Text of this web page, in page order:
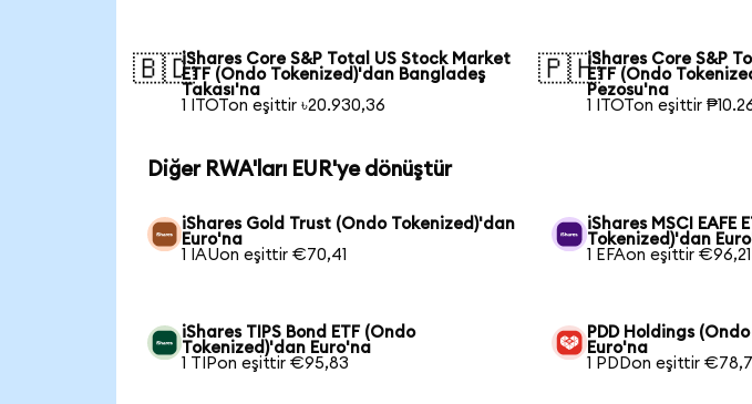
🇧🇩iShares Core S&P Total US Stock Market
ETF (Ondo Tokenized)'dan Bangladeş
Takası'na
1 ITOTon eşittir ৳20.930,36
🇵🇭iShares Core S&P
ETF (Ondo
Pezosu'na
1 ITOTon eşittir
Diğer RWA'ları EUR'ye dönüştür
iShares Gold Trust (Ondo Tokenized)'dan
Euro'na
1 IAUon eşittir €70,41
iShares MSCI EAFE
Tokenized)'dan
1 EFAon eşittir €96,21
iShares TIPS Bond ETF (Ondo
Tokenized)'dan Euro'na
1 TIPon eşittir €95,83
PDD Holdings
Euro'na
1 PDDon eşittir